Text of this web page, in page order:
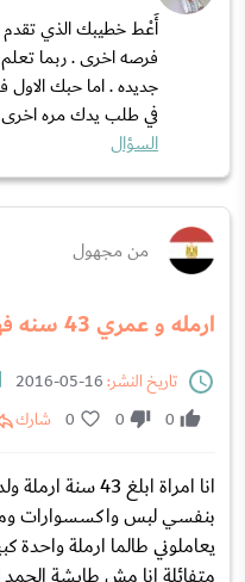
أَعْط خطيبك الذي
فرصه اخرى . ربما
جديده . اما حبك الاول
في طلب يدك مره
السؤال
من مجهول
ارمله و عمري 43 سنه فهل توقفت حياتي ؟
تاريخ النشر:
0
0
0 شارك
انا امراة ابلغ
بنفسي لبس واكسسوارات
يعاملوني طالما ارملة واحدة